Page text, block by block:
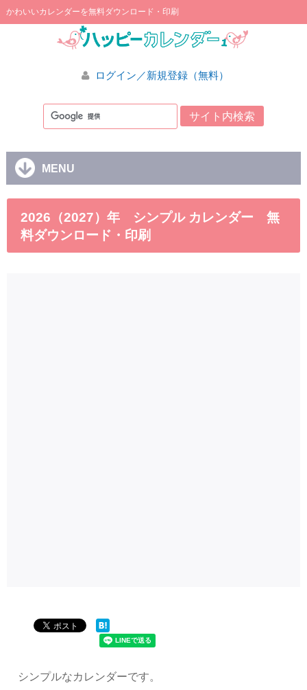
かわいいカレンダーを無料ダウンロード・印刷
ログイン／新規登録（無料）
MENU
2026（2027）年 シンプル カレンダー 無
料ダウンロード・印刷
シンプルなカレンダーです。